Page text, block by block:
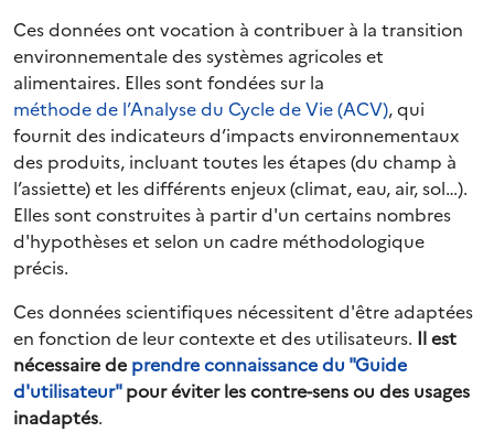
Ces données ont vocation à contribuer à la transition
environnementale des systèmes agricoles et
alimentaires. Elles sont fondées sur la
méthode de l’Analyse du Cycle de Vie (ACV), qui
fournit des indicateurs d’impacts environnementaux
des produits, incluant toutes les étapes (du champ à
l’assiette) et les différents enjeux (climat, eau, air, sol…).
Elles sont construites à partir d'un certains nombres
d'hypothèses et selon un cadre méthodologique
précis.
Ces données scientifiques nécessitent d'être adaptées
en fonction de leur contexte et des utilisateurs. Il est
nécessaire de prendre connaissance du "Guide
d'utilisateur"pour éviter les contre-sens ou des usages
inadaptés.